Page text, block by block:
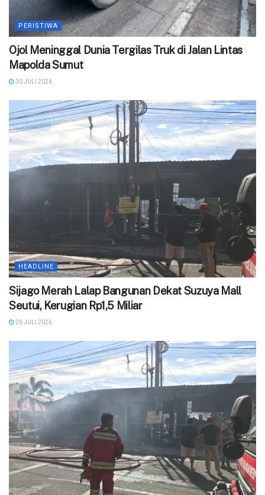
PERISTIWA
Ojol Meninggal Dunia Tergilas Truk di Jalan Lintas
Mapolda Sumut
30 JULI 2026
HEADLINE
Sijago Merah Lalap Bangunan Dekat Suzuya Mall
Seutui, Kerugian Rp1,5 Miliar
26 JULI 2026